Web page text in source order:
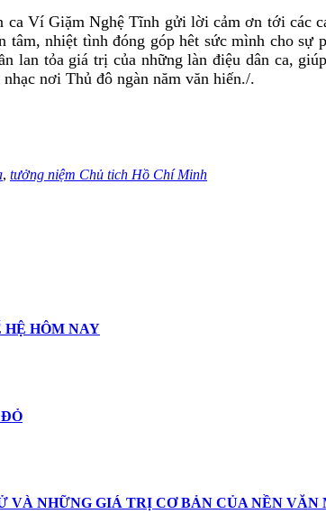
Ví Giặm Nghệ Tĩnh gửi lời cảm ơn tới các
nhiệt tình đóng góp hêt sức mình cho
lan tỏa giá trị của những làn điệu dân ca,
nơi Thủ đô ngàn năm văn hiến./.
, tưởng niệm Chủ tich Hồ Chí Minh
HỆ HÔM NAY
VÀ NHỮNG GIÁ TRỊ CƠ BẢN CỦA NỀN